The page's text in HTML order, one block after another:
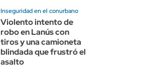
Inseguridad en el conurbano
Violento intento de
robo en Lanús con
tiros y una camioneta
blindada que frustró el
asalto